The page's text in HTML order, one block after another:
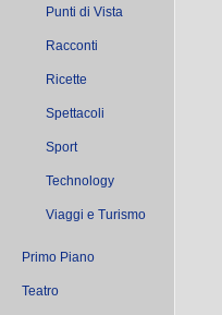
Punti di Vista
Racconti
Ricette
Spettacoli
Sport
Technology
Viaggi e Turismo
Primo Piano
Teatro